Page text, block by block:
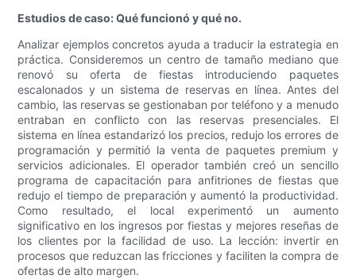
Estudios de caso: Qué funcionó y qué no.
Analizar ejemplos concretos ayuda a traducir la estrategia en
práctica. Consideremos un centro de tamaño mediano que
renovó su oferta de fiestas introduciendo paquetes
escalonados y un sistema de reservas en línea. Antes del
cambio, las reservas se gestionaban por teléfono y a menudo
entraban en conflicto con las reservas presenciales. El
sistema en línea estandarizó los precios, redujo los errores de
programación y permitió la venta de paquetes premium y
servicios adicionales. El operador también creó un sencillo
programa de capacitación para anfitriones de fiestas que
redujo el tiempo de preparación y aumentó la productividad.
Como resultado, el local experimentó un aumento
significativo en los ingresos por fiestas y mejores reseñas de
los clientes por la facilidad de uso. La lección: invertir en
procesos que reduzcan las fricciones y faciliten la compra de
ofertas de alto margen.